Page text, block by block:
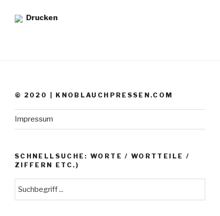
Drucken
© 2020 | KNOBLAUCHPRESSEN.COM
Impressum
SCHNELLSUCHE: WORTE / WORTTEILE /
ZIFFERN ETC.)